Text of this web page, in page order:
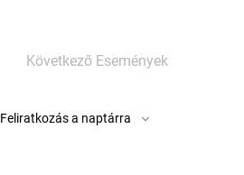
Következő Események
Feliratkozás a naptárra